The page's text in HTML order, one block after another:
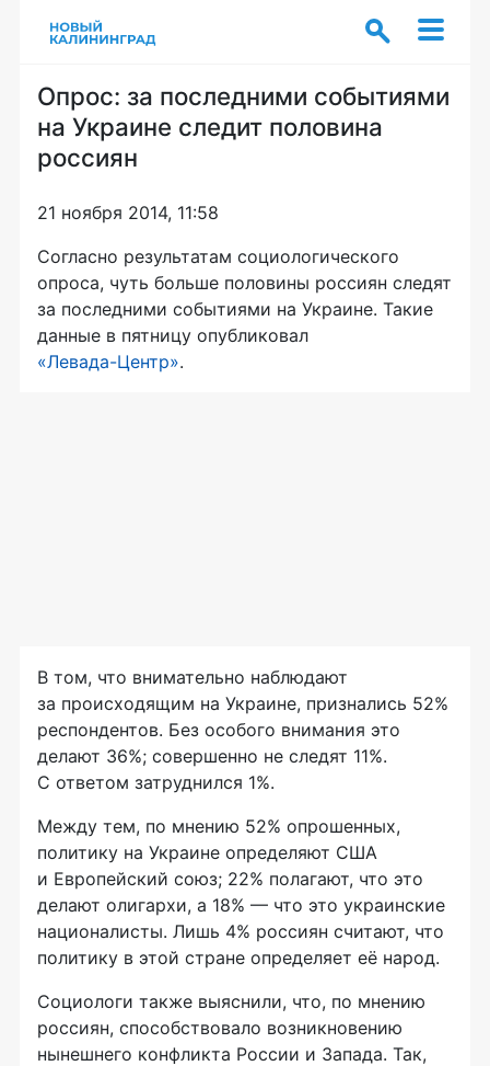
Опрос: за последними событиями
на Украине следит половина
россиян
21 ноября 2014, 11:58
Согласно результатам социологического
опроса, чуть больше половины россиян следят
за последними событиями на Украине. Такие
данные в пятницу опубликовал
«Левада-Центр».
В том, что внимательно наблюдают
за происходящим на Украине, признались 52%
респондентов. Без особого внимания это
делают 36%; совершенно не следят 11%.
С ответом затруднился 1%.
Между тем, по мнению 52% опрошенных,
политику на Украине определяют США
и Европейский союз; 22% полагают, что это
делают олигархи, а 18% — что это украинские
националисты. Лишь 4% россиян считают, что
политику в этой стране определяет её народ.
Социологи также выяснили, что, по мнению
россиян, способствовало возникновению
нынешнего конфликта России и Запада. Так,